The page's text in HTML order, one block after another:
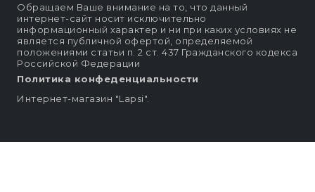
Обращаем Ваше внимание на то, что данный
интернет-сайт носит исключительно
информационный характер и ни при каких условиях не
является публичной офертой, определяемой
положениями статьи п. 2 ст. 437 Гражданского кодекса
Российской Федерации
Политика конфеденциальности
Интернет-магазин "Lapsi".